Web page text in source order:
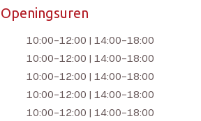
Openingsuren
10:00-12:00 | 14:00-18:00
10:00-12:00 | 14:00-18:00
10:00-12:00 | 14:00-18:00
10:00-12:00 | 14:00-18:00
10:00-12:00 | 14:00-18:00